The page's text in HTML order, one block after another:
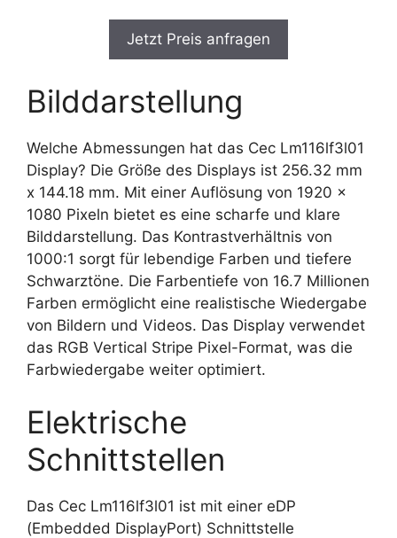
Jetzt Preis anfragen
Bilddarstellung
Welche Abmessungen hat das Cec Lm116lf3l01
Display? Die Größe des Displays ist 256.32 mm
x 144.18 mm. Mit einer Auflösung von 1920 x
1080 Pixeln bietet es eine scharfe und klare
Bilddarstellung. Das Kontrastverhältnis von
1000:1 sorgt für lebendige Farben und tiefere
Schwarztöne. Die Farbentiefe von 16.7 Millionen
Farben ermöglicht eine realistische Wiedergabe
von Bildern und Videos. Das Display verwendet
das RGB Vertical Stripe Pixel-Format, was die
Farbwiedergabe weiter optimiert.
Elektrische
Schnittstellen
Das Cec Lm116lf3l01 ist mit einer eDP
(Embedded DisplayPort) Schnittstelle